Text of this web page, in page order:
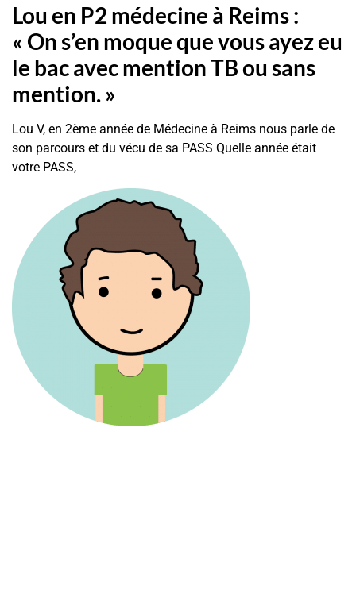
Lou en P2 médecine à Reims :
« On s’en moque que vous ayez eu
le bac avec mention TB ou sans
mention. »
Lou V, en 2ème année de Médecine à Reims nous parle de
son parcours et du vécu de sa PASS Quelle année était
votre PASS,